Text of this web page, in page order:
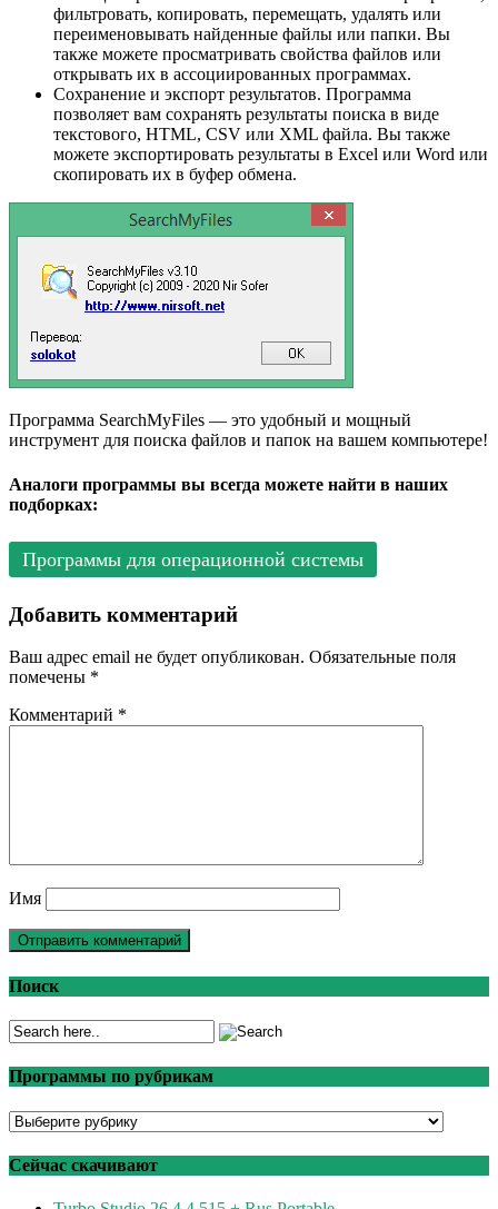
фильтровать, копировать, перемещать, удалять или
переименовывать найденные файлы или папки. Вы
также можете просматривать свойства файлов или
открывать их в ассоциированных программах.
Сохранение и экспорт результатов. Программа
позволяет вам сохранять результаты поиска в виде
текстового, HTML, CSV или XML файла. Вы также
можете экспортировать результаты в Excel или Word или
скопировать их в буфер обмена.
Программа SearchMyFiles — это удобный и мощный
инструмент для поиска файлов и папок на вашем компьютере!
Аналоги программы вы всегда можете найти в наших
подборках:
Программы для операционной системы
Добавить комментарий
Ваш адрес email не будет опубликован. Обязательные поля
помечены *
Комментарий *
Имя
Поиск
Программы по рубрикам
Программы
рубрикам
Сейчас скачивают